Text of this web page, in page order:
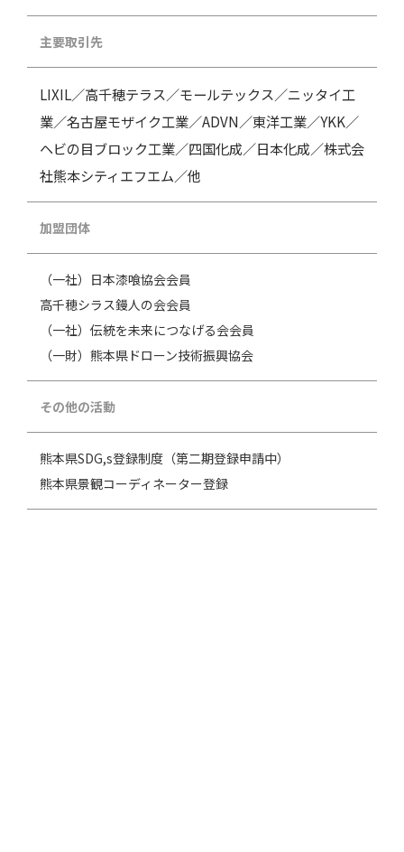
主要取引先
LIXIL／高千穂テラス／モールテックス／ニッタイ工
業／名古屋モザイク工業／ADVN／東洋工業／YKK／
ヘビの目ブロック工業／四国化成／日本化成／株式会
社熊本シティエフエム／他
加盟団体
（一社）日本漆喰協会会員
高千穂シラス鏝人の会会員
（一社）伝統を未来につなげる会会員
（一財）熊本県ドローン技術振興協会
その他の活動
熊本県SDG,s登録制度（第二期登録申請中）
熊本県景観コーディネーター登録